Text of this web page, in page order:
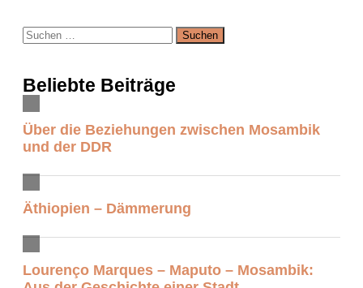
Suchen
nach:
Beliebte Beiträge
Über die Beziehungen zwischen Mosambik
und der DDR
Äthiopien – Dämmerung
Lourenço Marques – Maputo – Mosambik: